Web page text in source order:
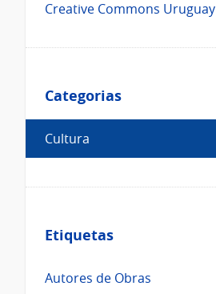
Creative Commons Uruguay
Categorias
Categorias
Cultura
Etiquetas
Etiquetas
Autores de Obras